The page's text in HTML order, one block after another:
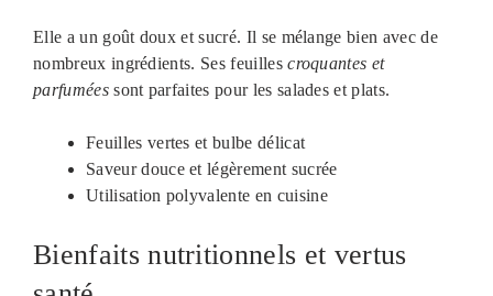
Elle a un goût doux et sucré. Il se mélange bien avec de
nombreux ingrédients. Ses feuillescroquantes et
parfuméessont parfaites pour les salades et plats.
Feuilles vertes et bulbe délicat
Saveur douce et légèrement sucrée
Utilisation polyvalente en cuisine
Bienfaits nutritionnels et vertus